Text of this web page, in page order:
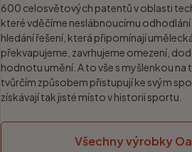
600 celosvětových patentů v oblasti
které vděčíme neslábnoucímu odhodlání
hledání řešení, která připomínají
překvapujeme, zavrhujeme omezení,
hodnotu umění. A to vše s myšlenkou na
tvůrčím způsobem přistupují ke svým
získávají tak jisté místo v historii sportu.
Všechny výrobky